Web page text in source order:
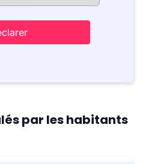
par les habitants